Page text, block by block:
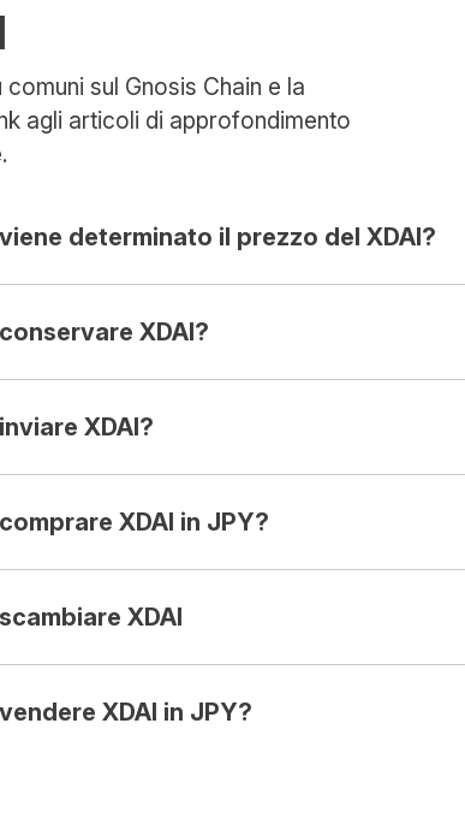
sul Gnosis Chain e la
agli articoli di approfondimento
determinato il prezzo del XDAI?
XDAI?
XDAI?
XDAI in JPY?
XDAI
XDAI in JPY?